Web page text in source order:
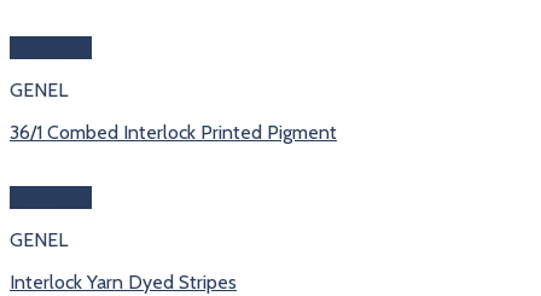
GENEL
36/1 Combed Interlock Printed Pigment
GENEL
Interlock Yarn Dyed Stripes